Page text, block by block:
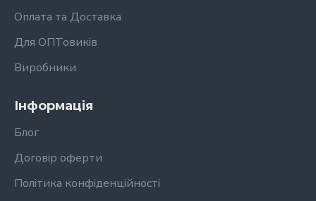
Оплата та Доставка
Для ОПТовиків
Виробники
Інформація
Блог
Договір оферти
Політика конфіденційності